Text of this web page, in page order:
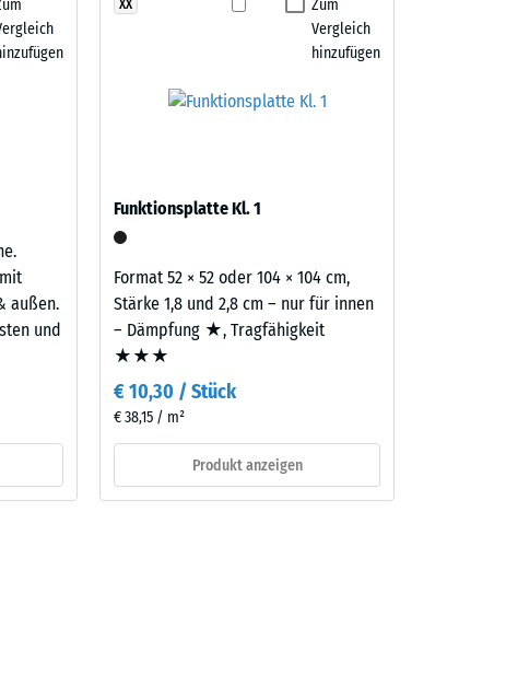
7188)
m²)
R10
außen.
und
Zum
Vergleich
hinzufügen
XX
Funktionsplatte Kl. 1
Format 52 × 52 oder 104 × 104 cm,
Stärke 1,8 und 2,8 cm – nur für innen
– Dämpfung ★, Tragfähigkeit
★★★
€ 10,30 / Stück
€ 38,15 / m²
Produkt anzeigen